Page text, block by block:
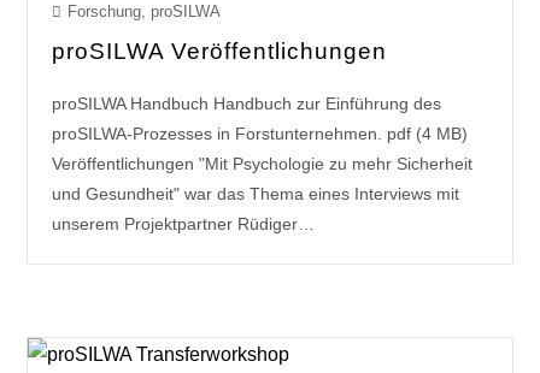
Forschung proSILWA
proSILWA Veröffentlichungen
proSILWA Handbuch Handbuch zur Einführung des
proSILWA-Prozesses in Forstunternehmen. pdf (4 MB)
Veröffentlichungen "Mit Psychologie zu mehr Sicherheit
und Gesundheit" war das Thema eines Interviews mit
unserem Projektpartner Rüdiger…